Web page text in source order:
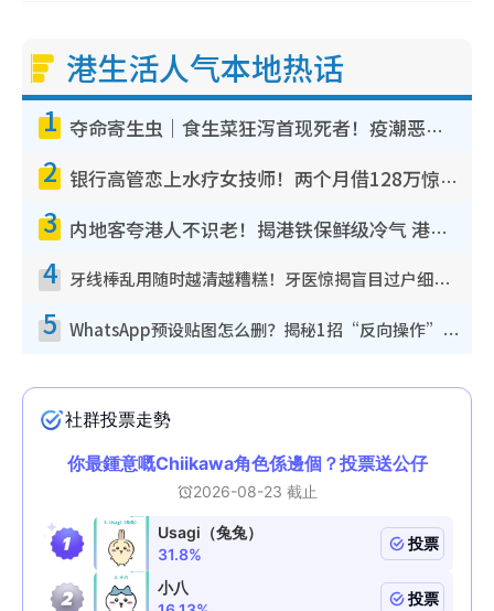
港生活人气本地热话
1 夺命寄生虫｜食生菜狂泻首现死者！疫潮恶化录1.8万宗病例 揭洗菜3大谬误
2 银行高管恋上水疗女技师！两个月借128万惊觉“沉船”沉落火海 揭背后疑似邪教操控卖淫
3 内地客夸港人不识老！揭港铁保鲜级冷气 港人求放过：别投诉
4 牙线棒乱用随时越清越糟糕！牙医惊揭盲目过户细菌恐致龋齿：这种才是日常真保养
5 WhatsApp预设贴图怎么删？揭秘1招“反向操作”还原简洁界面 附3步实测教程